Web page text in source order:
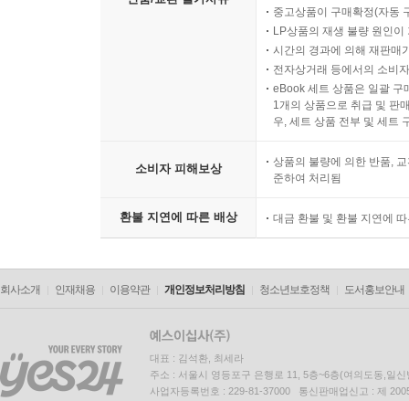
중고상품이 구매확정(자동
LP상품의 재생 불량 원인
시간의 경과에 의해 재판매
전자상거래 등에서의 소비
eBook 세트 상품은 일괄 구
1개의 상품으로 취급 및 판
우, 세트 상품 전부 및 세트
소비자 피해보상
상품의 불량에 의한 반품,
준하여 처리됨
환불 지연에 따른 배상 대금 환불 및 환불 지연에
회사소개 인재채용 이용약관 개인정보처리방침 청소년보호정책 도서홍보안내
대표 : 김석환, 최세라
주소 : 서울시 영등포구 은행로 11, 5층~6층(여의도동,일신
사업자등록번호 : 229-81-37000 통신판매업신고 : 제